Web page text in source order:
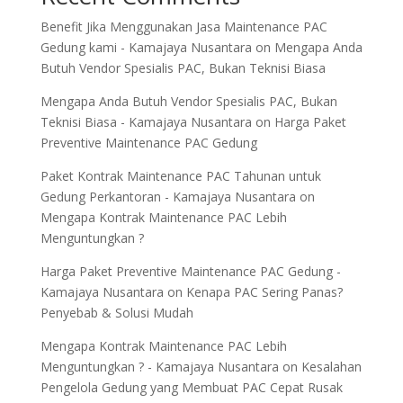
Benefit Jika Menggunakan Jasa Maintenance PAC
Gedung kami - Kamajaya Nusantara on Mengapa Anda
Butuh Vendor Spesialis PAC, Bukan Teknisi Biasa
Mengapa Anda Butuh Vendor Spesialis PAC, Bukan
Teknisi Biasa - Kamajaya Nusantara on Harga Paket
Preventive Maintenance PAC Gedung
Paket Kontrak Maintenance PAC Tahunan untuk
Gedung Perkantoran - Kamajaya Nusantara on
Mengapa Kontrak Maintenance PAC Lebih
Menguntungkan ?
Harga Paket Preventive Maintenance PAC Gedung -
Kamajaya Nusantara on Kenapa PAC Sering Panas?
Penyebab & Solusi Mudah
Mengapa Kontrak Maintenance PAC Lebih
Menguntungkan ? - Kamajaya Nusantara on Kesalahan
Pengelola Gedung yang Membuat PAC Cepat Rusak